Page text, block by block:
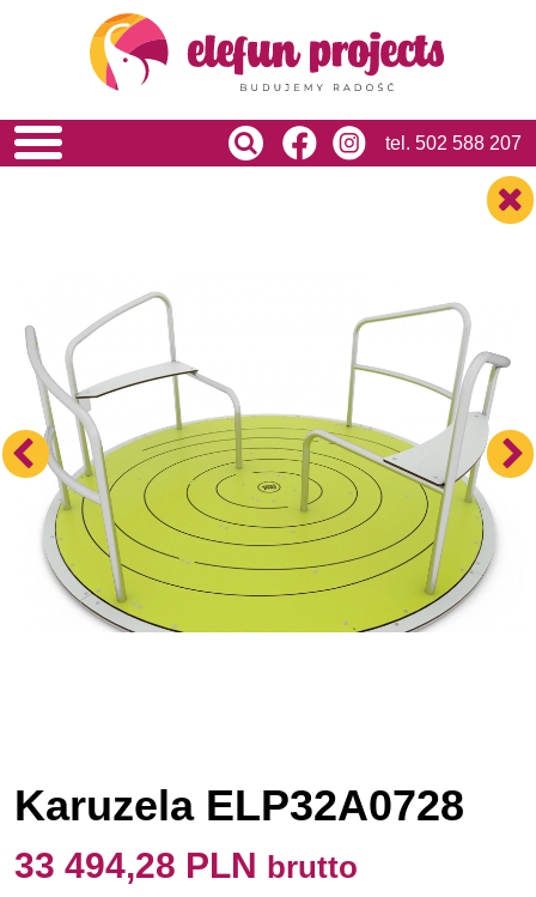
tel. 502 588 207
HOME
O NAS
USŁUGI
REALIZACJE
Karuzela ELP32A0728
33 494,28 PLN brutto